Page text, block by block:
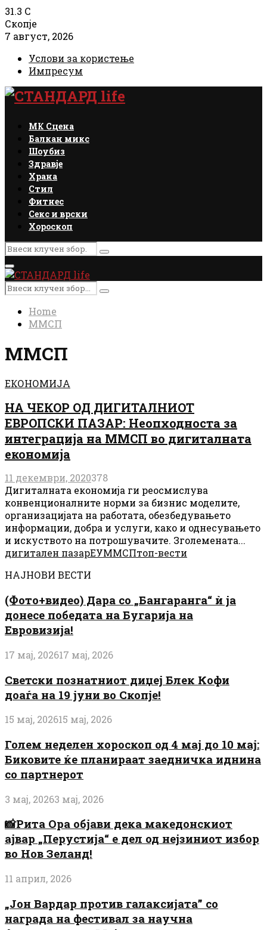
31.3 C
Скопје
7 август, 2026
Услови за користење
Импресум
Facebook
Instagram
Email
Rss
МК Сцена
Балкан микс
Шоубиз
Здравје
Храна
Стил
Фитнес
Секс и врски
Хороскоп
Search
for:
Search
Primary
Menu
Search
for:
Search
Home
ММСП
ММСП
ЕКОНОМИЈА
НА ЧЕКОР ОД ДИГИТАЛНИОТ
ЕВРОПСКИ ПАЗАР: Неопходноста за
интеграција на ММСП во дигиталната
економија
11 декември, 2020378
Дигиталната економија ги реосмислува
конвенционалните норми за бизнис моделите,
организацијата на работата, обезбедувањето
информации, добра и услуги, како и однесувањето
и искуството на потрошувачите. Зголемената...
дигитален пазарЕУММСПтоп-вести
НАЈНОВИ ВЕСТИ
(Фото+видео) Дара со „Бангаранга“ ѝ ја
донесе победата на Бугарија на
Евровизија!
17 мај, 202617 мај, 2026
Светски познатниот диџеј Блек Кофи
доаѓа на 19 јуни во Скопје!
15 мај, 202615 мај, 2026
Голем неделен хороскоп од 4 мај до 10 мај:
Биковите ќе планираат заедничка иднина
со партнерот
3 мај, 20263 мај, 2026
📸Рита Ора објави дека македонскиот
ајвар „Перустија“ е дел од нејзиниот избор
во Нов Зеланд!
11 април, 2026
„Јон Вардар против галаксијата” со
награда на фестивал за научна